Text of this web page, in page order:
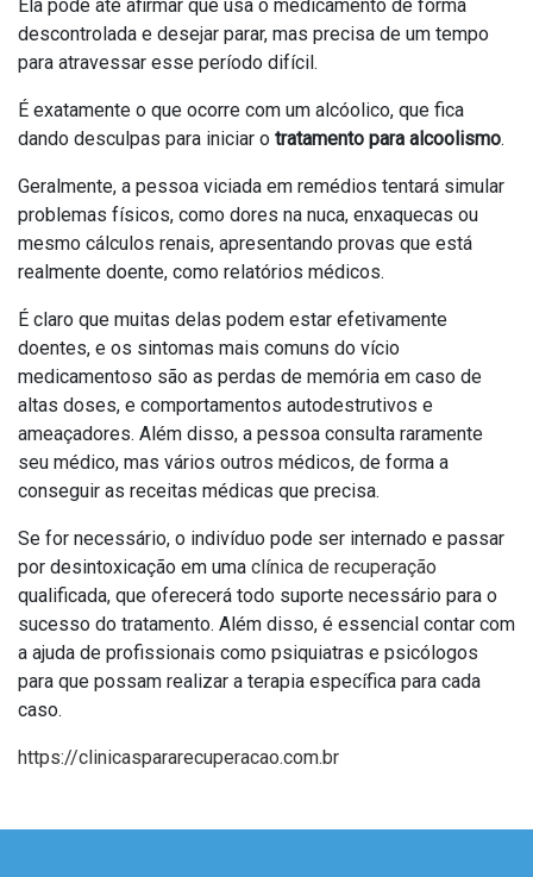
Ela pode até afirmar que usa o medicamento de forma
descontrolada e desejar parar, mas precisa de um tempo
para atravessar esse período difícil.
É exatamente o que ocorre com um alcóolico, que fica
dando desculpas para iniciar o tratamento para alcoolismo.
Geralmente, a pessoa viciada em remédios tentará simular
problemas físicos, como dores na nuca, enxaquecas ou
mesmo cálculos renais, apresentando provas que está
realmente doente, como relatórios médicos.
É claro que muitas delas podem estar efetivamente
doentes, e os sintomas mais comuns do vício
medicamentoso são as perdas de memória em caso de
altas doses, e comportamentos autodestrutivos e
ameaçadores. Além disso, a pessoa consulta raramente
seu médico, mas vários outros médicos, de forma a
conseguir as receitas médicas que precisa.
Se for necessário, o indivíduo pode ser internado e passar
por desintoxicação em uma clínica de recuperação
qualificada, que oferecerá todo suporte necessário para o
sucesso do tratamento. Além disso, é essencial contar com
a ajuda de profissionais como psiquiatras e psicólogos
para que possam realizar a terapia específica para cada
caso.
https://clinicaspararecuperacao.com.br